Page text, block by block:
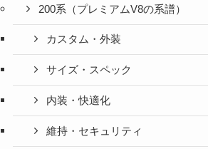
200系（プレミアムV8の系譜）
カスタム・外装
サイズ・スペック
内装・快適化
維持・セキュリティ